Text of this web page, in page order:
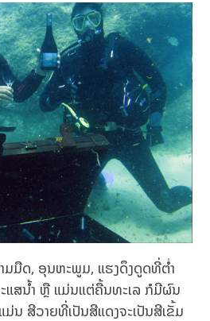
ມມືດ, ອຸນຫະພູມ, ແຮງດຶງດູດທີ່ຕ່ຳ
ແສນ້ຳ ຫຼື ແມ່ນແຕ່ຄື້ນທະເລ ກໍມີຜົນ
ສີວາຍທີ່ເປັນສີແດງຈະເປັນສີເຂັ້ມ